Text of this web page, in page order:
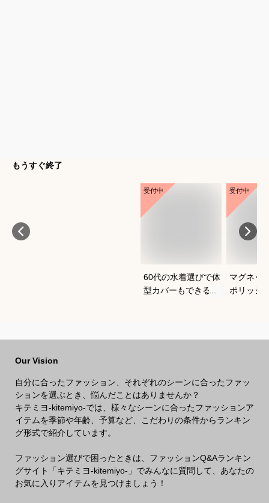
もうすぐ終了
受付中
60代の水着選びで体
型カバーもできるお
受付中
マグネッ
ポリッシ
Our Vision
自分に合ったファッション、それぞれのシーンに合ったファッ
ションを選ぶとき、悩んだことはありませんか？
キテミヨ-kitemiyo-では、様々なシーンに合ったファッションア
イテムを季節や年齢、予算など、こだわりの条件からランキン
グ形式で紹介しています。
ファッション選びで困ったときは、ファッションQ&Aランキン
グサイト「キテミヨ-kitemiyo-」でみんなに質問して、あなたの
お気に入りアイテムを見つけましょう！